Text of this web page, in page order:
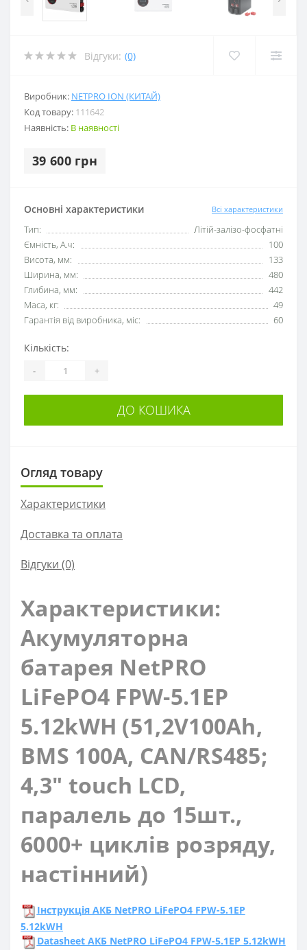
Відгуки: (0)
Виробник: NETPRO ION (КИТАЙ)
Код товару: 111642
Наявність: В наявності
39 600 грн
Основні характеристики Всі характеристики
Тип:
Літій-залізо-фосфатні
Ємність, А.ч:
100
Висота, мм:
133
Ширина, мм:
480
Глибина, мм:
442
Маса, кг:
49
Гарантія від виробника, міс:
60
Кількість:
- +
ДО КОШИКА
Огляд товару
Характеристики
Доставка та оплата
Відгуки (0)
Характеристики:
Акумуляторна
батарея NetPRO
LiFePO4 FPW-5.1EP
5.12kWH (51,2V100Ah,
BMS 100A, CAN/RS485;
4,3" touch LCD,
паралель до 15шт.,
6000+ циклів розряду,
настінний)
Інструкція АКБ NetPRO LiFePO4 FPW-5.1EP
5.12kWH
Datasheet АКБ NetPRO LiFePO4 FPW-5.1EP 5.12kWH